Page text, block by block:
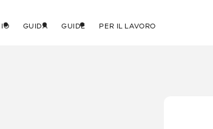
GUIDA GUIDE PER IL LAVORO